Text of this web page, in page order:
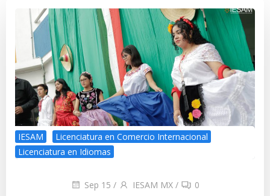
IESAM
Licenciatura en Comercio Internacional
Licenciatura en Idiomas
Sep 15 / IESAM MX / 0